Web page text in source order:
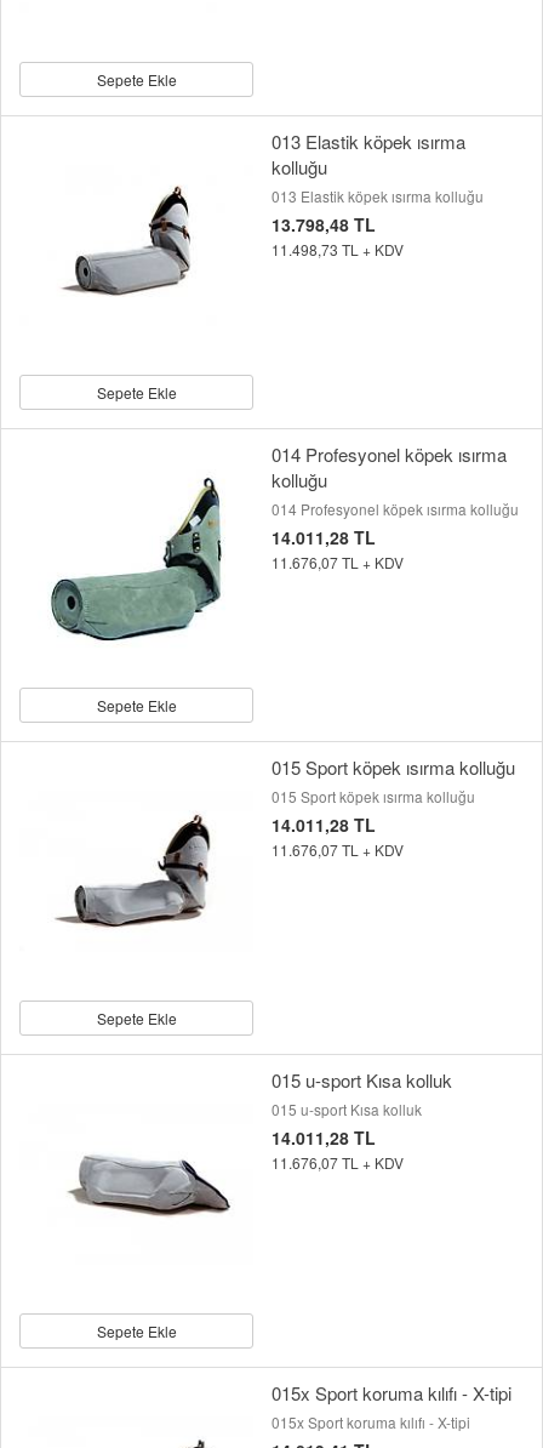
Sepete Ekle
Sepete Ekle
013 Elastik köpek ısırma
kolluğu
013 Elastik köpek ısırma kolluğu
13.798,48 TL
11.498,73 TL + KDV
Sepete Ekle
014 Profesyonel köpek ısırma
kolluğu
014 Profesyonel köpek ısırma kolluğu
14.011,28 TL
11.676,07 TL + KDV
Sepete Ekle
015 Sport köpek ısırma kolluğu
015 Sport köpek ısırma kolluğu
14.011,28 TL
11.676,07 TL + KDV
Sepete Ekle
015 u-sport Kısa kolluk
015 u-sport Kısa kolluk
14.011,28 TL
11.676,07 TL + KDV
015x Sport koruma kılıfı - X-tipi
015x Sport koruma kılıfı - X-tipi